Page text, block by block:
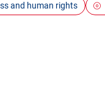
and human rights